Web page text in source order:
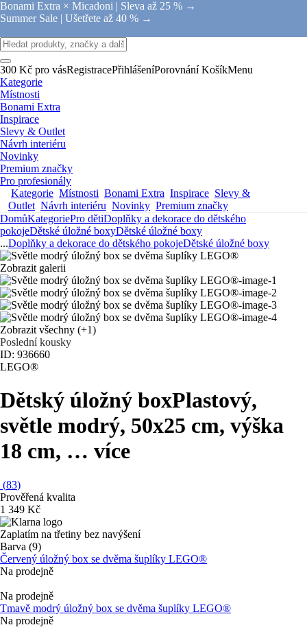
Bonami Extra × Micadoni | Sleva až 25 % →
Summer Sale | Ušetřete až 40 % →
300 Kč pro vásRegistracePřihlášeníPorovnání KošíkMenu
Kategorie
Místnosti
Bonami Extra
Inspirace
Slevy & Outlet
Návrh interiéru
Novinky
Premium značky
Pro profesionály
Kategorie Místnosti Bonami Extra Inspirace Slevy &
Outlet Návrh interiéru Novinky Premium značky
DomůKategoriePro dětiDoplňky a dekorace do dětského
pokojeDětské úložné boxyDětské úložné boxy
...Doplňky a dekorace do dětského pokojeDětské úložné boxy
Zobrazit galerii
Zobrazit všechny (+1)
Poslední kousky
ID: 936660
LEGO®
Dětský úložný boxPlastový,
světle modrý, 50x25 cm, výška
18 cm, … více
(83)
Prověřená kvalita
1 349 Kč
Zaplatím na třetiny bez navýšení
Barva (9)
Červený úložný box se dvěma šuplíky LEGO®
Na prodejně
Na prodejně
Tmavě modrý úložný box se dvěma šuplíky LEGO®
Na prodejně